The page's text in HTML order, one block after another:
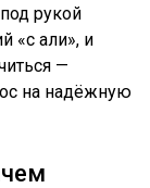
рукой
«с али», и
—
на надёжную